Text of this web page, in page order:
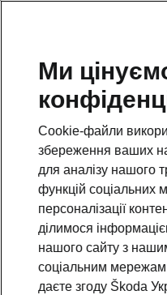
Ми
Cookie-файли
збереження ваших
для аналізу нашого
функцій соціальних
персоналізації
ділимося
нашого сайту з
соціальним мережам,
даєте згоду Škoda